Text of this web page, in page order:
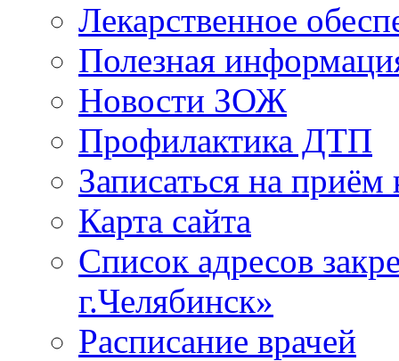
Лекарственное
Полезная
Новости ЗОЖ
Профилактика ДТП
Записаться на приём
Карта сайта
Список адресов
г.Челябинск»
Расписание врачей